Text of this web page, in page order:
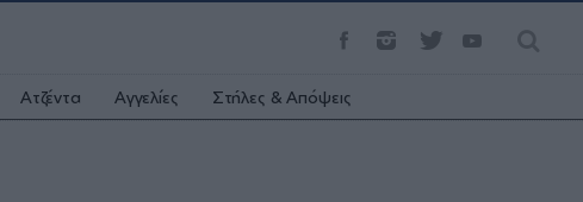
Ατζέντα Αγγελίες Στήλες & Απόψεις